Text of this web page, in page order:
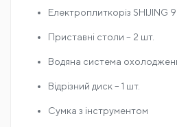
Електроплиткоріз SHIJING
Приставні столи – 2 шт.
Водяна система
Відрізний диск – 1 шт.
Сумка з інструментом